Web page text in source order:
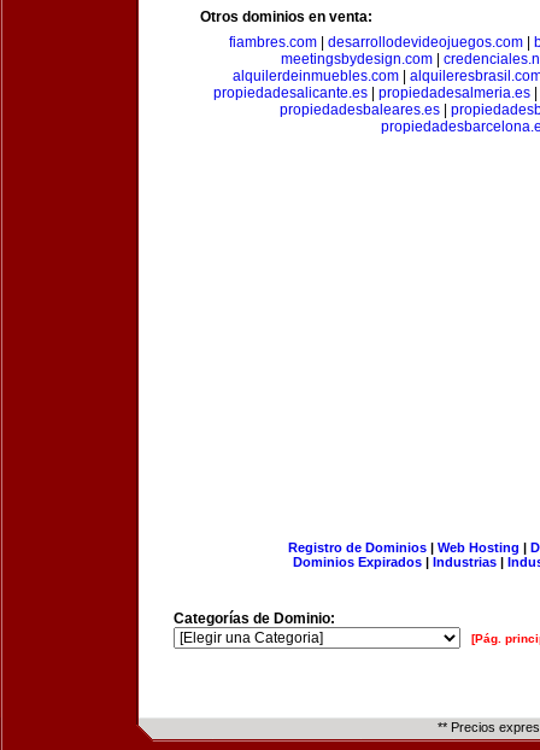
Otros dominios en venta:
fiambres.com| desarrollodevideojuegos.com|
meetingsbydesign.com|
alquilerdeinmuebles.com|
propiedadesalicante.es| propiedadesalmeria.es|
propiedadesbaleares.es
Registro de Dominios| Web Hosting |
Dominios Expirados | Industrias |
Categorías de Dominio:
[Pág.
** Precios